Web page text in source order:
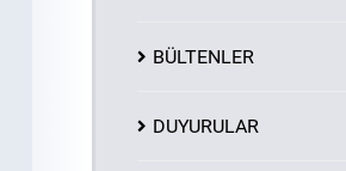
BÜLTENLER
DUYURULAR